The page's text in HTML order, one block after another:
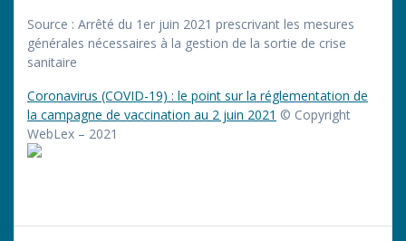
Source : Arrêté du 1er juin 2021 prescrivant les mesures
générales nécessaires à la gestion de la sortie de crise
sanitaire
Coronavirus (COVID-19) : le point sur la réglementation de
la campagne de vaccination au 2 juin 2021 © Copyright
WebLex – 2021